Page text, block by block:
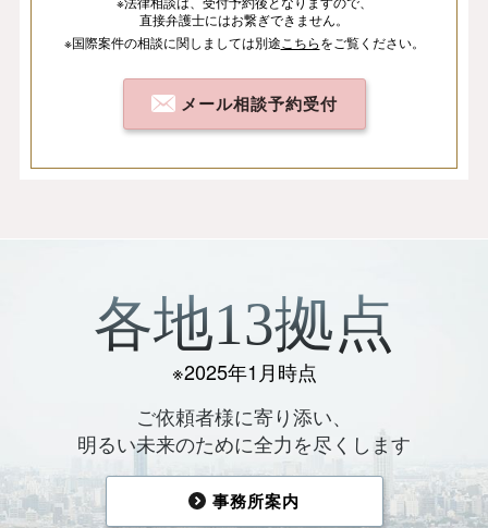
直接弁護士にはお繋ぎできません。
※国際案件の相談に関しましては別途 こちらをご覧ください。
メール相談予約受付
各地13拠点
※2025年1月時点
ご依頼者様に寄り添い、
明るい未来のために全力を尽くします
事務所案内